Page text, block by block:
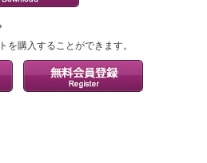
を購入することができます。